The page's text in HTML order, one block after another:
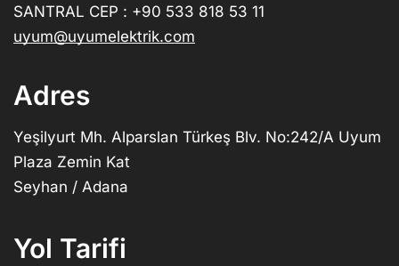
SANTRAL CEP : +90 533 818 53 11
uyum@uyumelektrik.com
Adres
Yeşilyurt Mh. Alparslan Türkeş Blv. No:242/A Uyum
Plaza Zemin Kat
Seyhan / Adana
Yol Tarifi